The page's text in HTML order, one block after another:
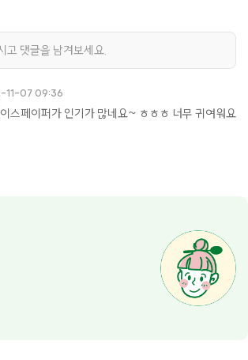
고 댓글을 남겨보세요.
11-07 09:36
스페이퍼가 인기가 많네요~ ㅎㅎㅎ 너무 귀여워요